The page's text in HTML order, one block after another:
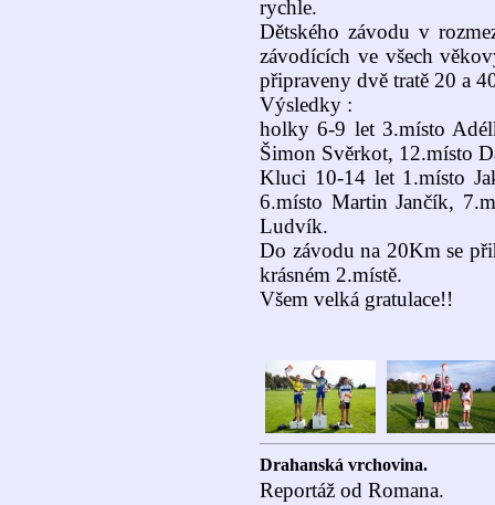
rychle.
Dětského závodu v
závodících ve všech
připraveny dvě tratě 20 a
Výsledky :
holky 6-9 let 3.místo
Šimon Svěrkot, 12.místo
Kluci 10-14 let 1.místo
6.místo Martin Jančík,
Ludvík.
Do závodu na 20Km se
krásném 2.místě.
Všem velká gratulace!!
Drahanská vrchovina.
Reportáž od Romana.